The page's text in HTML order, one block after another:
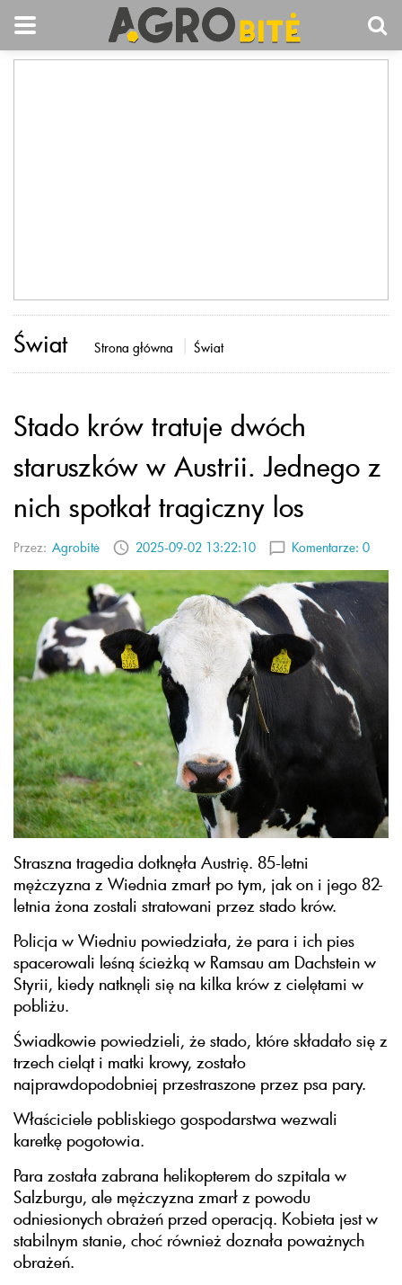
Świat Strona główna Świat
Stado krów tratuje dwóch
staruszków w Austrii. Jednego z
nich spotkał tragiczny los
Przez: Agrobitė 2025-09-02 13:22:10 Komentarze: 0
Straszna tragedia dotknęła Austrię. 85-letni
mężczyzna z Wiednia zmarł po tym, jak on i jego 82-
letnia żona zostali stratowani przez stado krów.
Policja w Wiedniu powiedziała, że para i ich pies
spacerowali leśną ścieżką w Ramsau am Dachstein w
Styrii, kiedy natknęli się na kilka krów z cielętami w
pobliżu.
Świadkowie powiedzieli, że stado, które składało się z
trzech cieląt i matki krowy, zostało
najprawdopodobniej przestraszone przez psa pary.
Właściciele pobliskiego gospodarstwa wezwali
karetkę pogotowia.
Para została zabrana helikopterem do szpitala w
Salzburgu, ale mężczyzna zmarł z powodu
odniesionych obrażeń przed operacją. Kobieta jest w
stabilnym stanie, choć również doznała poważnych
obrażeń.